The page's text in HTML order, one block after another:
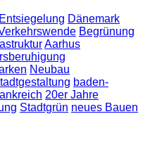
Entsiegelung Dänemark
Begrünung
Aarhus
Neubau
baden-
20er Jahre
Stadtgrün neues Bauen